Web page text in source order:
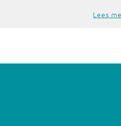
Lees